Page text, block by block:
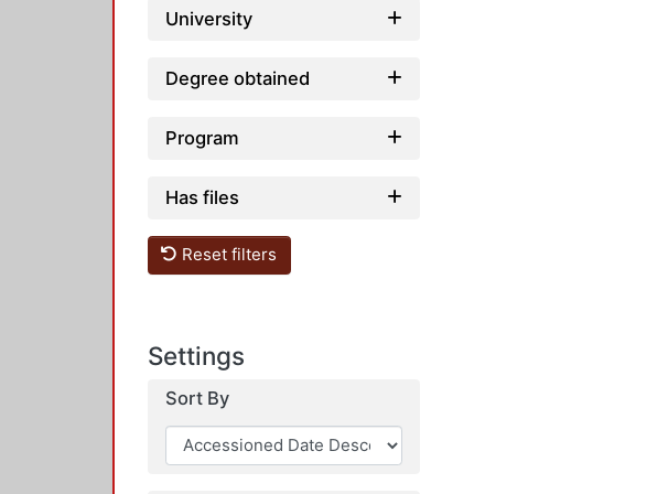
University
Degree obtained
Program
Has files
Reset filters
Settings
Sort By